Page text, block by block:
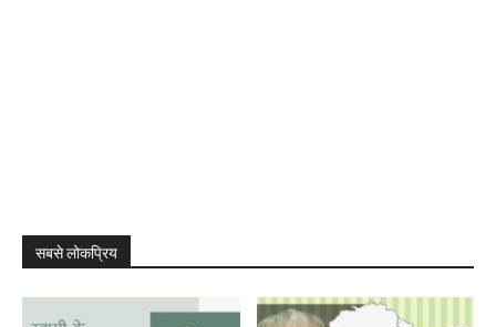
सबसे लोकप्रिय